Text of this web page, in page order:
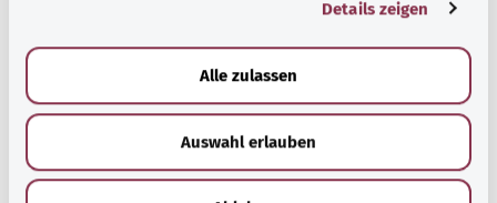
Details zeigen
Alle zulassen
Auswahl erlauben
Başa dön
Federal Sağlık Bakanlığı'nın
bir hizmetidir.